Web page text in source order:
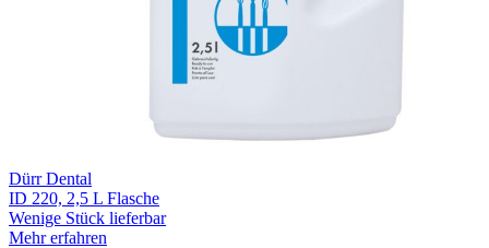
Dürr Dental
ID 220, 2,5 L Flasche
Wenige Stück lieferbar
Mehr erfahren